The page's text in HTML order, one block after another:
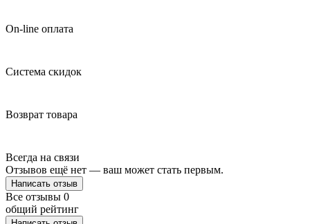
On-line оплата
Система скидок
Возврат товара
Всегда на связи
Отзывов ещё нет — ваш может стать первым.
Написать отзыв
Все отзывы 0
общий рейтинг